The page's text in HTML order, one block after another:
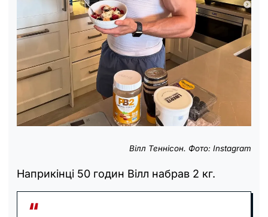
Вілл Теннісон. Фото: Instagram
Наприкінці 50 годин Вілл набрав 2 кг.